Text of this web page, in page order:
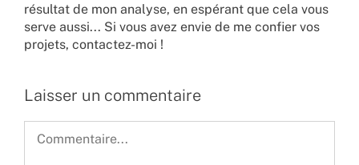
résultat de mon analyse, en espérant que cela vous
serve aussi... Si vous avez envie de me confier vos
projets, contactez-moi !
Laisser un commentaire